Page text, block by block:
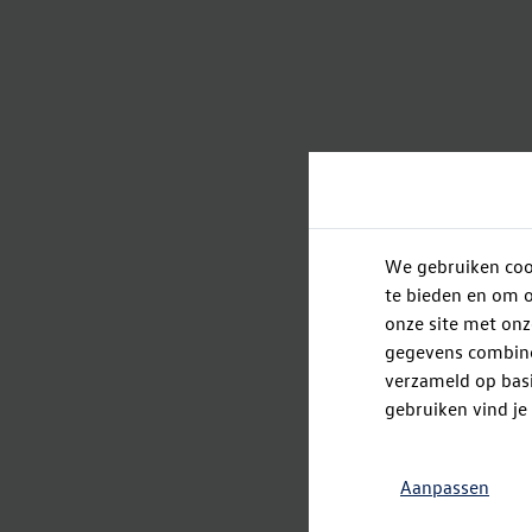
We gebruiken
te bieden en om
onze site met
gegevens
verzameld op
gebruiken vind je
Aanpassen